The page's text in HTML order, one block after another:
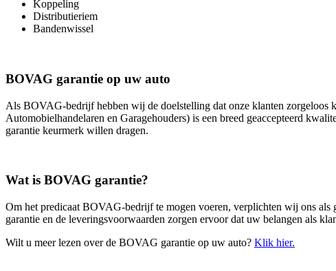
Koppeling
Distributieriem
Bandenwissel
BOVAG garantie op uw auto
Als BOVAG-bedrijf hebben wij de doelstelling dat onze klanten
Automobielhandelaren en Garagehouders) is een breed geaccepteerd
garantie keurmerk willen dragen.
Wat is BOVAG garantie?
Om het predicaat BOVAG-bedrijf te mogen voeren, verplichten wij ons
garantie en de leveringsvoorwaarden zorgen ervoor dat uw belangen als
Wilt u meer lezen over de BOVAG garantie op uw auto? Klik hier.